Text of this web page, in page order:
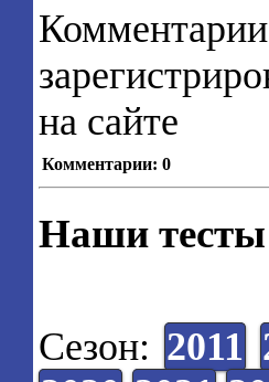
на сайте
Комментарии: 0
Наши тесты
Сезон: 2011